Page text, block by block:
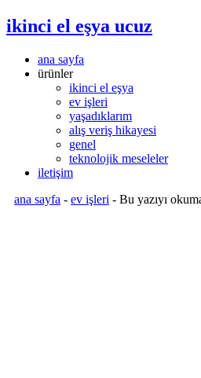
ikinci el eşya ucuz
ana sayfa
ürünler
ikinci el eşya
ev işleri
yaşadıklarım
alış veriş hikayesi
genel
teknolojik meseleler
iletişim
ana sayfa - ev işleri - Bu yazıyı